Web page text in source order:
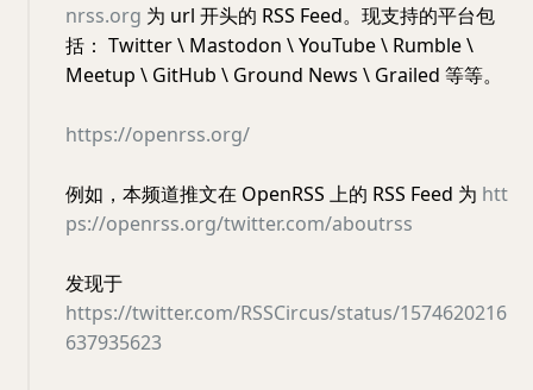
nrss.org 为 url 开头的 RSS Feed。现支持的平台包
括： Twitter \ Mastodon \ YouTube \ Rumble \
Meetup \ GitHub \ Ground News \ Grailed 等等。
https://openrss.org/
例如，本频道推文在 OpenRSS 上的 RSS Feed 为 htt
ps://openrss.org/twitter.com/aboutrss
发现于
https://twitter.com/RSSCircus/status/1574620216
637935623